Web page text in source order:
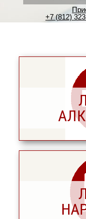
+7 (812)